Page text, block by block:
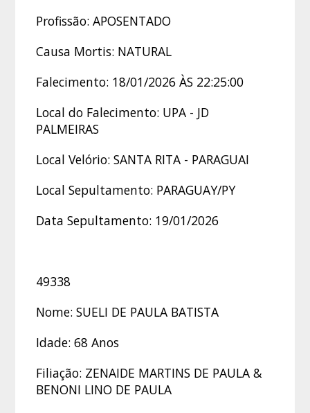
Profissão: APOSENTADO
Causa Mortis: NATURAL
Falecimento: 18/01/2026 ÀS 22:25:00
Local do Falecimento: UPA - JD
PALMEIRAS
Local Velório: SANTA RITA - PARAGUAI
Local Sepultamento: PARAGUAY/PY
Data Sepultamento: 19/01/2026
49338
Nome: SUELI DE PAULA BATISTA
Idade: 68 Anos
Filiação: ZENAIDE MARTINS DE PAULA &
BENONI LINO DE PAULA